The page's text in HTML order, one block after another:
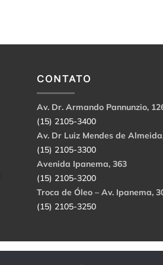
CONTATO
Av. Dr. Armando Pannunzio,
(15) 2105-3400
Av. Dr Luiz Mendes de
(15) 2105-3300
Avenida Ipanema, 363
(15) 2105-3200
Troca de Óleo – Av. Ipanema,
(15) 2105-3250